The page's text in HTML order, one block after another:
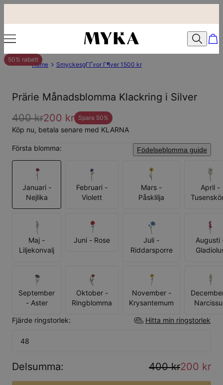
50% rabatt
Home SmyckesgГҐvor Г¶ver 1500 kr
Prärie Månadsblomma Klackring i Silver
400 kr200 kr Spara 50%
Köp nu, betala senare med KLARNA
Första blomma: Födelseblomma guide
Januari -
Nejlika
Februari -
Violett
Mars -
Påsklilja
April -
Maj -
Liljekonvalj
Juni - Rose
Juli -
Riddarsporre
Augusti
September
- Aster
Oktober -
Ringblomma
November -
Krysantemum
Fjärde ringstorlek: Hitta min ringstorlek
48
Delsumma: 400 kr200 kr